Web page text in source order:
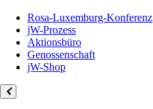
Rosa-Luxemburg-Konferenz
jW-Prozess
Aktionsbüro
Genossenschaft
jW-Shop